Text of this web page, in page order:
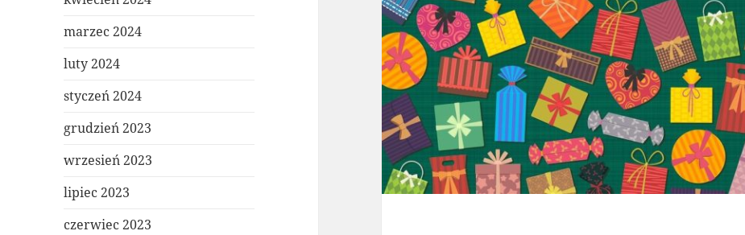
marzec 2024
luty 2024
styczeń 2024
grudzień 2023
wrzesień 2023
lipiec 2023
czerwiec 2023